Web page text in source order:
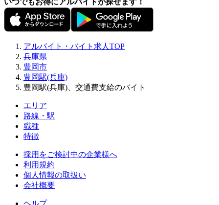
いつでもお得にアルバイトが探せます！
アルバイト・バイト求人TOP
兵庫県
豊岡市
豊岡駅(兵庫)
豊岡駅(兵庫)、交通費支給のバイト
エリア
路線・駅
職種
特徴
採用をご検討中の企業様へ
利用規約
個人情報の取扱い
会社概要